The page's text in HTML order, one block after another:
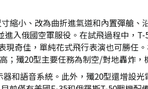
縮小、改為曲折進氣道和內置彈艙、
入俄國空軍服役。在試飛過程中，T-
奇佳，單純花式飛行表演也可勝任
殲20型主要任務為制空/對地轟炸，
和語音系統。此外，殲20型還增設